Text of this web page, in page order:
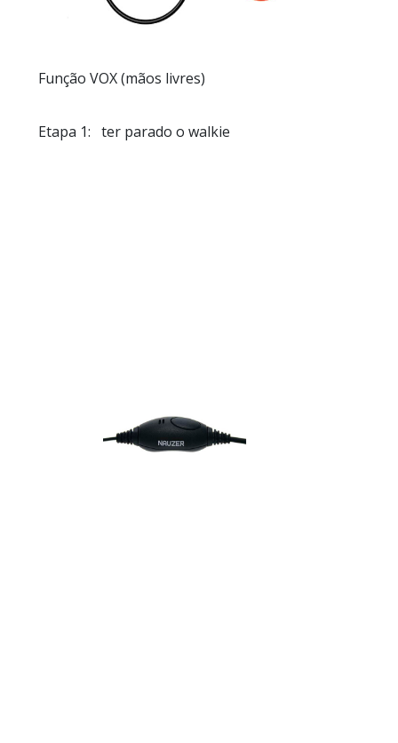
Função VOX (mãos livres)
Etapa 1: ter parado o walkie